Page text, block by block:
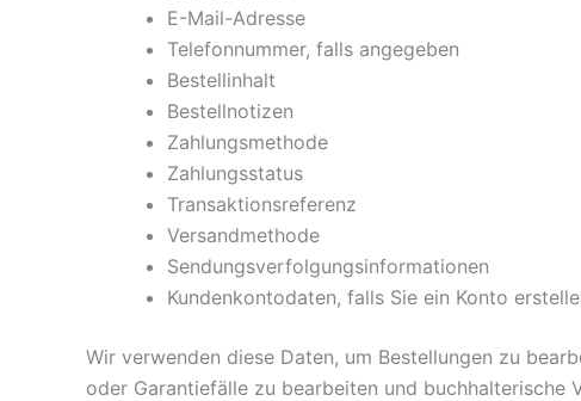
E-Mail-Adresse
Telefonnummer, falls angegeben
Bestellinhalt
Bestellnotizen
Zahlungsmethode
Zahlungsstatus
Transaktionsreferenz
Versandmethode
Sendungsverfolgungsinformationen
Kundenkontodaten, falls Sie ein Konto
Wir verwenden diese Daten, um Bestellungen zu
oder Garantiefälle zu bearbeiten und buchhalterische